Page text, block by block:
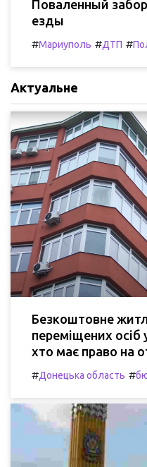
Поваленный
езды
#Мариуполь #ДТП #
Актуальне
Безкоштовне
переміщених осіб
хто має право на
#Донецька область #